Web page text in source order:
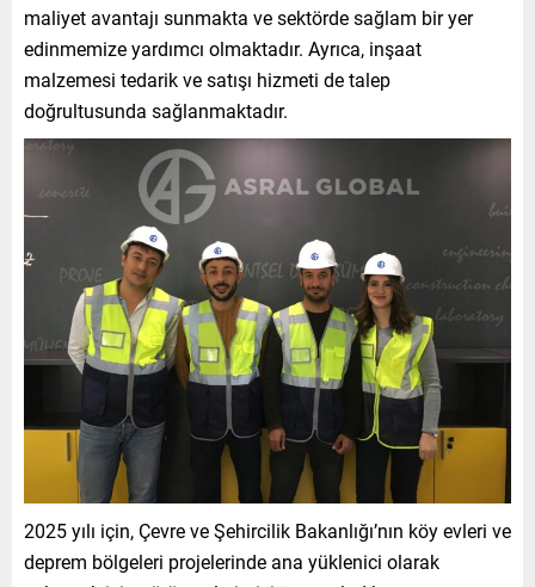
maliyet avantajı sunmakta ve sektörde sağlam bir yer
edinmemize yardımcı olmaktadır. Ayrıca, inşaat
malzemesi tedarik ve satışı hizmeti de talep
doğrultusunda sağlanmaktadır.
2025 yılı için, Çevre ve Şehircilik Bakanlığı’nın köy evleri ve
deprem bölgeleri projelerinde ana yüklenici olarak